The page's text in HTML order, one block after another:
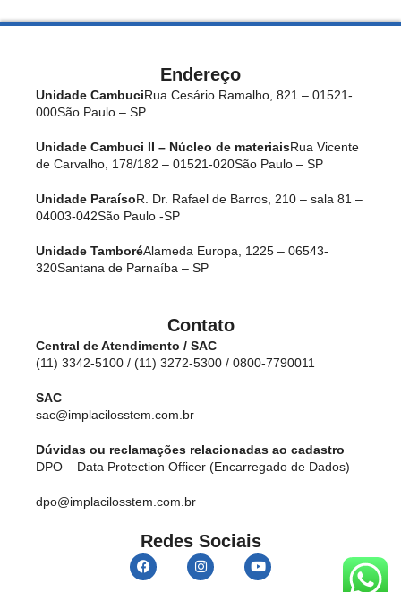
Endereço
Unidade CambuciRua Cesário Ramalho, 821 – 01521-
000São Paulo – SP
Unidade Cambuci II – Núcleo de materiaisRua Vicente
de Carvalho, 178/182 – 01521-020São Paulo – SP
Unidade ParaísoR. Dr. Rafael de Barros, 210 – sala 81 –
04003-042São Paulo -SP
Unidade TamboréAlameda Europa, 1225 – 06543-
320Santana de Parnaíba – SP
Contato
Central de Atendimento / SAC
(11) 3342-5100 / (11) 3272-5300 / 0800-7790011
SAC
sac@implacilosstem.com.br
Dúvidas ou reclamações relacionadas ao cadastro
DPO – Data Protection Officer (Encarregado de Dados)
dpo@implacilosstem.com.br
Redes Sociais